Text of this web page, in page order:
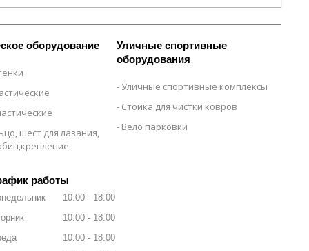
оборудование
шест для лазания,
Уличные спортивные
оборудования
Уличные спортивные комплексы
Стойка для чистки ковров
Вело парковки
работы
10:00
18:00
10:00
18:00
10:00
18:00